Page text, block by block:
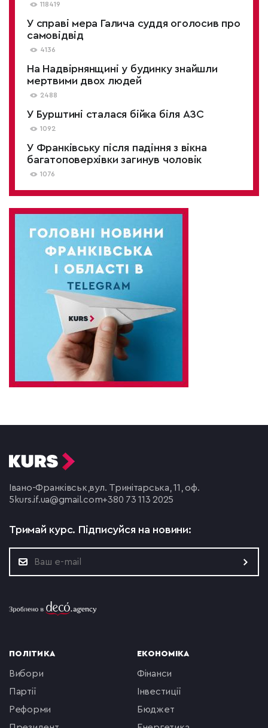
118419
У справі мера Галича суддя оголосив про
самовідвід
4136
На Надвірнянщині у будинку знайшли
мертвими двох людей
2488
У Бурштині сталася бійка біля АЗС
1092
У Франківську після падіння з вікна
багатоповерхівки загинув чоловік
1076
Івано-Франківськ, вул. Тринітарська, 11, оф.
5 kurs.if.ua@gmail.com+380 73 113 2025
Тримай курс. Підписуйся на новини:
ПОЛІТИКА
вибори
партії
реформи
ЕКОНОМІКА
фінанси
інвестиції
бюджет